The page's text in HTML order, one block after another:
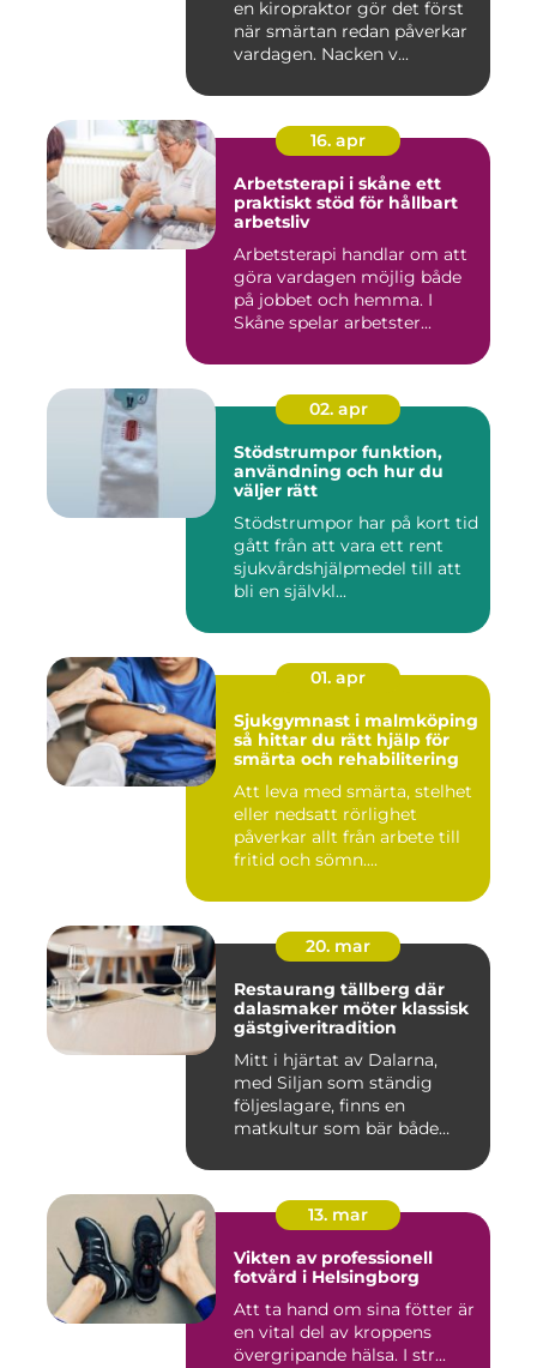
en kiropraktor gör det först
när smärtan redan påverkar
vardagen. Nacken v...
16. apr
Arbetsterapi i skåne ett
praktiskt stöd för hållbart
arbetsliv
Arbetsterapi handlar om att
göra vardagen möjlig både
på jobbet och hemma. I
Skåne spelar arbetster...
02. apr
Stödstrumpor funktion,
användning och hur du
väljer rätt
Stödstrumpor har på kort tid
gått från att vara ett rent
sjukvårdshjälpmedel till att
bli en självkl...
01. apr
Sjukgymnast i malmköping
så hittar du rätt hjälp för
smärta och rehabilitering
Att leva med smärta, stelhet
eller nedsatt rörlighet
påverkar allt från arbete till
fritid och sömn....
20. mar
Restaurang tällberg där
dalasmaker möter klassisk
gästgiveritradition
Mitt i hjärtat av Dalarna,
med Siljan som ständig
följeslagare, finns en
matkultur som bär både
13. mar
Vikten av professionell
fotvård i Helsingborg
Att ta hand om sina fötter är
en vital del av kroppens
övergripande hälsa. I str...